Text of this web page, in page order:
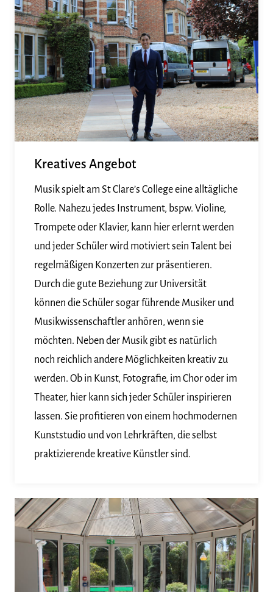
Kreatives Angebot
Musik spielt am St Clare’s College eine alltägliche
Rolle. Nahezu jedes Instrument, bspw. Violine,
Trompete oder Klavier, kann hier erlernt werden
und jeder Schüler wird motiviert sein Talent bei
regelmäßigen Konzerten zur präsentieren.
Durch die gute Beziehung zur Universität
können die Schüler sogar führende Musiker und
Musikwissenschaftler anhören, wenn sie
möchten. Neben der Musik gibt es natürlich
noch reichlich andere Möglichkeiten kreativ zu
werden. Ob in Kunst, Fotografie, im Chor oder im
Theater, hier kann sich jeder Schüler inspirieren
lassen. Sie profitieren von einem hochmodernen
Kunststudio und von Lehrkräften, die selbst
praktizierende kreative Künstler sind.